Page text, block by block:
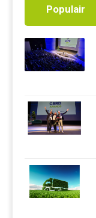
Populair